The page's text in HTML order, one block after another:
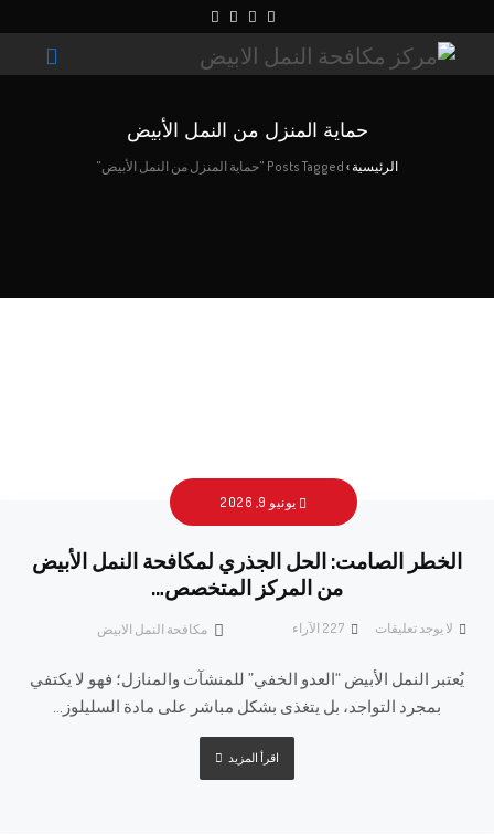
حماية المنزل من النمل الأبيض
الرئيسية› Posts Tagged "حماية المنزل من النمل الأبيض"
يونيو 9, 2026
الخطر الصامت: الحل الجذري لمكافحة النمل الأبيض
من المركز المتخصص…
مكافحة النمل الابيض لا يوجد تعليقات الآراء
يُعتبر النمل الأبيض “العدو الخفي” للمنشآت والمنازل؛ فهو لا يكتفي
بمجرد التواجد، بل يتغذى بشكل مباشر على مادة السليلوز...
اقرأ المزيد